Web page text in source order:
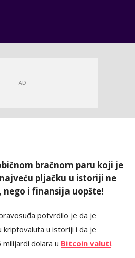
bračnom paru koji je
pljačku u istoriji ne
i finansija uopšte!
potvrdilo je da je
kriptovaluta u istoriji i da je
dolara u Bitcoin valuti.